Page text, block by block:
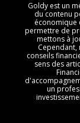
Goldy est un
du contenu
économique
permettre de
mettons à
Cependant,
conseils
sens des
un